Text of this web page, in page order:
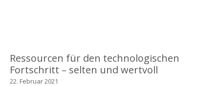
Ressourcen für den technologischen
Fortschritt – selten und wertvoll
22. Februar 2021